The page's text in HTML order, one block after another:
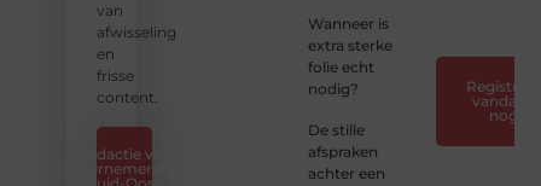
van
afwisseling
en
frisse
content.
Redactie van
Ondernemershuis
Wanneer is
extra sterke
folie echt
nodig?
De stille
afspraken
achter een
Registreer
vandaag
nog